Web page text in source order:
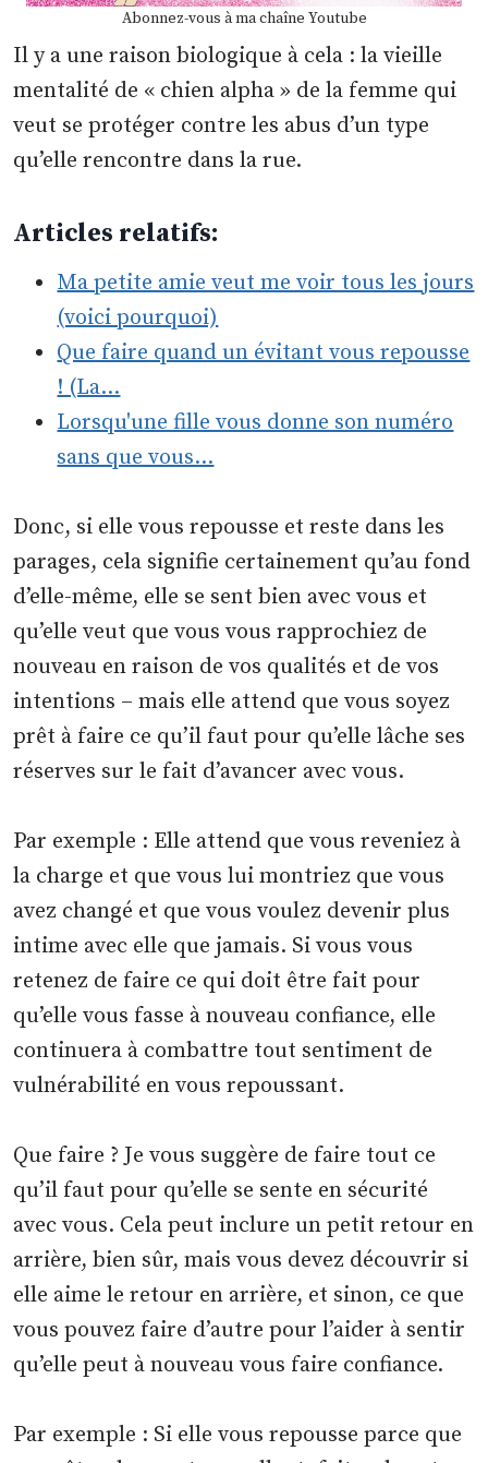
Abonnez-vous à ma chaîne Youtube
Il y a une raison biologique à cela : la vieille
mentalité de « chien alpha » de la femme qui
veut se protéger contre les abus d’un type
qu’elle rencontre dans la rue.
Articles relatifs:
Ma petite amie veut me voir tous les jours
(voici pourquoi)
Que faire quand un évitant vous repousse
! (La…
Lorsqu'une fille vous donne son numéro
sans que vous…
Donc, si elle vous repousse et reste dans les
parages, cela signifie certainement qu’au fond
d’elle-même, elle se sent bien avec vous et
qu’elle veut que vous vous rapprochiez de
nouveau en raison de vos qualités et de vos
intentions – mais elle attend que vous soyez
prêt à faire ce qu’il faut pour qu’elle lâche ses
réserves sur le fait d’avancer avec vous.
Par exemple : Elle attend que vous reveniez à
la charge et que vous lui montriez que vous
avez changé et que vous voulez devenir plus
intime avec elle que jamais. Si vous vous
retenez de faire ce qui doit être fait pour
qu’elle vous fasse à nouveau confiance, elle
continuera à combattre tout sentiment de
vulnérabilité en vous repoussant.
Que faire ? Je vous suggère de faire tout ce
qu’il faut pour qu’elle se sente en sécurité
avec vous. Cela peut inclure un petit retour en
arrière, bien sûr, mais vous devez découvrir si
elle aime le retour en arrière, et sinon, ce que
vous pouvez faire d’autre pour l’aider à sentir
qu’elle peut à nouveau vous faire confiance.
Par exemple : Si elle vous repousse parce que